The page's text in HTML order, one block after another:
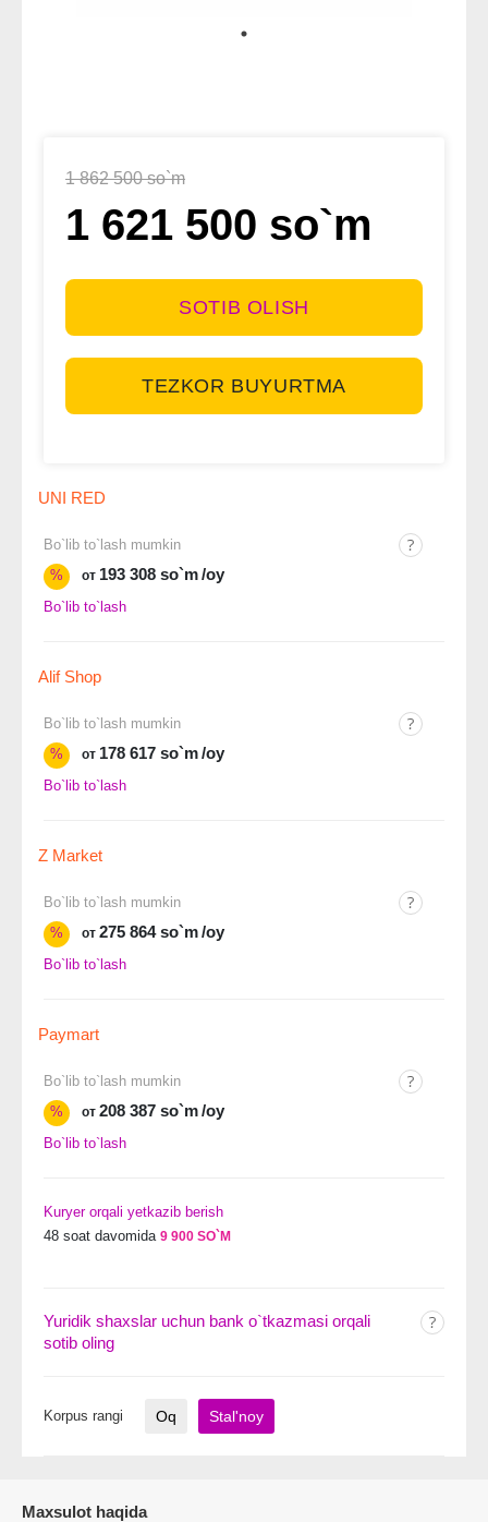
1 862 500 so`m
1 621 500 so`m
SOTIB OLISH
TEZKOR BUYURTMA
UNI RED
Bo`lib to`lash mumkin
%
от 193 308 so`m/oy
Bo`lib to`lash
Alif Shop
Bo`lib to`lash mumkin
%
от 178 617 so`m/oy
Bo`lib to`lash
Z Market
Bo`lib to`lash mumkin
%
от 275 864 so`m/oy
Bo`lib to`lash
Paymart
Bo`lib to`lash mumkin
%
от 208 387 so`m/oy
Bo`lib to`lash
Kuryer orqali yetkazib berish
48 soat davomida 9 900 SO`M
Yuridik shaxslar uchun bank o`tkazmasi orqali
sotib oling
Korpus rangi Oq Stal'noy
Maxsulot haqida